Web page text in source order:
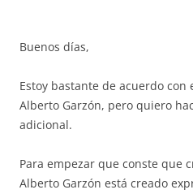
Buenos días,
Estoy bastante de acuerdo con
Alberto Garzón, pero quiero
adicional.
Para empezar que conste que
Alberto Garzón está creado